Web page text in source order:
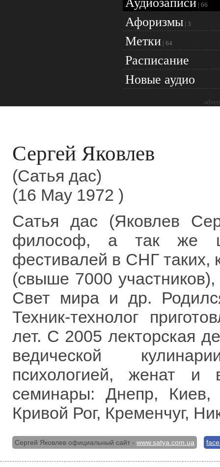
| 66
Афоризмы | 3
Метки | 64
Расписание
Новые аудио
Сергей Яковлев
(Сатья дас)
(16 May 1972 )
Сатья дас (Яковлев
философ, а так же
фестивалей в СНГ таких,
(свыше 7000
Свет мира и др.
Техник-технолог
лет. С 2005 лекторская
ведической
психологией, женат и
семинары: Днепр,
Кривой Рог, Кременчуг,
Сергей Яковлев официальный сайт - www.satya.com.ua